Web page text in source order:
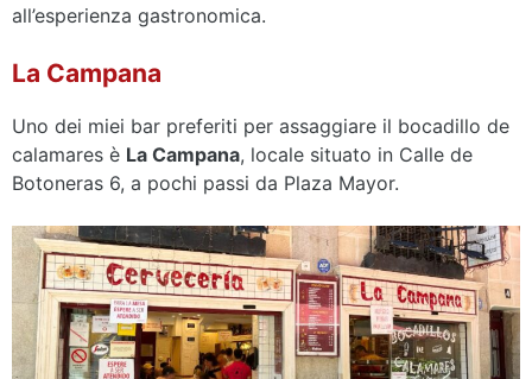
all’esperienza gastronomica.
La Campana
Uno dei miei bar preferiti per assaggiare il bocadillo de
calamares è La Campana, locale situato in Calle de
Botoneras 6, a pochi passi da Plaza Mayor.